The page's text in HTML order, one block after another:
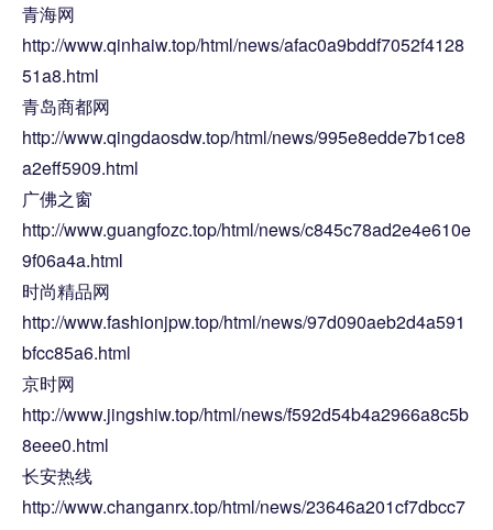
青海网
http://www.qinhaiw.top/html/news/afac0a9bddf7052f4128
51a8.html
青岛商都网
http://www.qingdaosdw.top/html/news/995e8edde7b1ce8
a2eff5909.html
广佛之窗
http://www.guangfozc.top/html/news/c845c78ad2e4e610e
9f06a4a.html
时尚精品网
http://www.fashionjpw.top/html/news/97d090aeb2d4a591
bfcc85a6.html
京时网
http://www.jingshiw.top/html/news/f592d54b4a2966a8c5b
8eee0.html
长安热线
http://www.changanrx.top/html/news/23646a201cf7dbcc7